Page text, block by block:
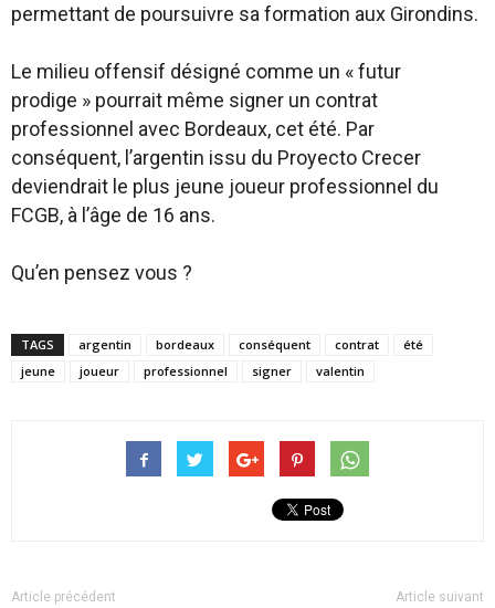
permettant de poursuivre sa formation aux Girondins.
Le milieu offensif désigné comme un « futur
prodige » pourrait même signer un contrat
professionnel avec Bordeaux, cet été. Par
conséquent, l’argentin issu du Proyecto Crecer
deviendrait le plus jeune joueur professionnel du
FCGB, à l’âge de 16 ans.
Qu’en pensez vous ?
TAGS argentin bordeaux conséquent contrat
été
jeune
joueur professionnel signer valentin
Article précédent Article suivant